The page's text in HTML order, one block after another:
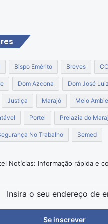
Bispo Emérito Breves
Dom Azcona Dom José
Justiça Marajó Meio
Portel Prelazia do
No Trabalho Semed
Notícias: Informação rápida e